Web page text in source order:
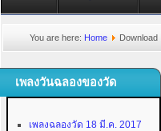
You are here: Home Download
เพลงวันฉลองของวัด
เพลงฉลองวัด 18 มี.ค. 2017